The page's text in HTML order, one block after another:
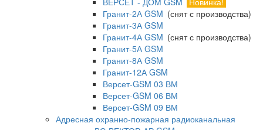
Гранит-2А GSM (снят с производства)
Гранит-3А GSM
Гранит-4А GSM (снят с производства)
Гранит-5А GSM
Гранит-8А GSM
Гранит-12А GSM
Версет-GSM 03 ВМ
Версет-GSM 06 ВМ
Версет-GSM 09 ВМ
Адресная охранно-пожарная радиоканальная